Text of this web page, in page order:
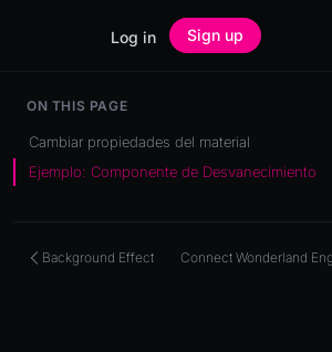
Log in Sign up
ON THIS PAGE
Cambiar propiedades del material
Ejemplo: Componente de Desvanecimiento
Background Effect Connect Wonderland